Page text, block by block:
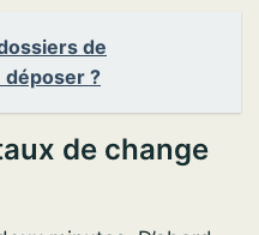
de
?
de change